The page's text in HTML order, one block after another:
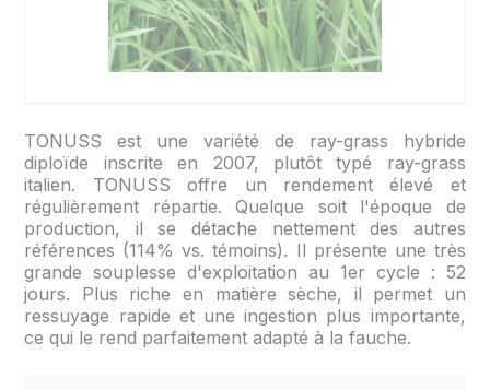
TONUSS est une variété de ray-grass hybride
diploïde inscrite en 2007, plutôt typé ray-grass
italien. TONUSS offre un rendement élevé et
régulièrement répartie. Quelque soit l'époque de
production, il se détache nettement des autres
références (114% vs. témoins). Il présente une très
grande souplesse d'exploitation au 1er cycle : 52
jours. Plus riche en matière sèche, il permet un
ressuyage rapide et une ingestion plus importante,
ce qui le rend parfaitement adapté à la fauche.